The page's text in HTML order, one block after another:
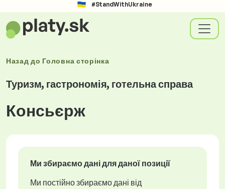
#StandWithUkraine
Назад до Головна сторінка
Туризм, гастрономія, готельна справа
Консьєрж
Ми збираємо дані для даної позиції
Ми постійно збираємо дані від